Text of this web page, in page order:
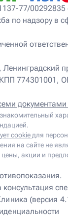
77/00292835
по надзору в
774301001,
документами
cookie для
на сайте не
акции и
(версия